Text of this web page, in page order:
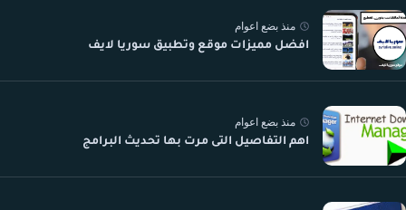
منذ بضع اعوام
افضل مميزات موقع وتطبيق سوريا لايف
منذ بضع اعوام
اهم التفاصيل التى مرت بها تحديث البرامج